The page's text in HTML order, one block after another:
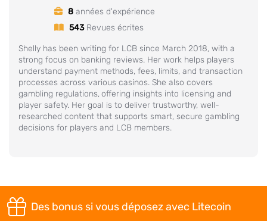
8années d'expérience
543Revues écrites
Shelly has been writing for LCB since March 2018, with a
strong focus on banking reviews. Her work helps players
understand payment methods, fees, limits, and transaction
processes across various casinos. She also covers
gambling regulations, offering insights into licensing and
player safety. Her goal is to deliver trustworthy, well-
researched content that supports smart, secure gambling
decisions for players and LCB members.
Des bonus si vous déposez avec Litecoin